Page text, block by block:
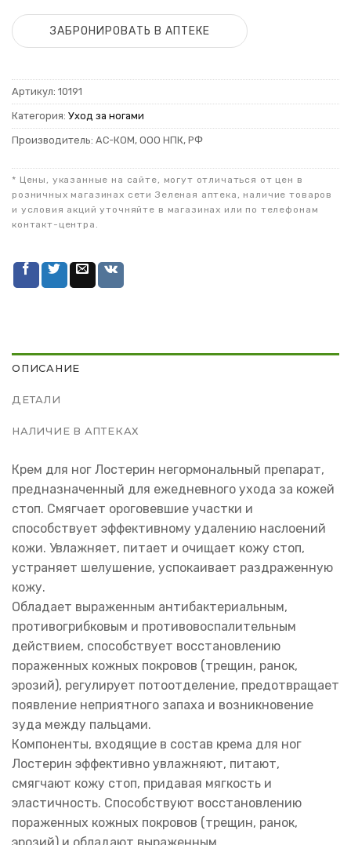
ЗАБРОНИРОВАТЬ В АПТЕКЕ
Артикул: 10191
Категория: Уход за ногами
Производитель: АС-КОМ, ООО НПК, РФ
* Цены, указанные на сайте, могут отличаться от цен в
розничных магазинах сети Зеленая аптека, наличие товаров
и условия акций уточняйте в магазинах или по телефонам
контакт-центра.
ОПИСАНИЕ
ДЕТАЛИ
НАЛИЧИЕ В АПТЕКАХ
Крем для ног Лостерин негормональный препарат,
предназначенный для ежедневного ухода за кожей
стоп. Смягчает ороговевшие участки и
способствует эффективному удалению наслоений
кожи. Увлажняет, питает и очищает кожу стоп,
устраняет шелушение, успокаивает раздраженную
кожу.
Обладает выраженным антибактериальным,
противогрибковым и противовоспалительным
действием, способствует восстановлению
пораженных кожных покровов (трещин, ранок,
эрозий), регулирует потоотделение, предотвращает
появление неприятного запаха и возникновение
зуда между пальцами.
Компоненты, входящие в состав крема для ног
Лостерин эффективно увлажняют, питают,
смягчают кожу стоп, придавая мягкость и
эластичность. Способствуют восстановлению
пораженных кожных покровов (трещин, ранок,